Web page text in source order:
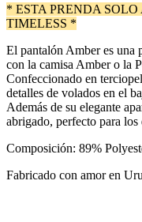
* ESTA PRENDA
TIMELESS *
El pantalón Amber es una
con la camisa Amber o la
Confeccionado en
detalles de volados en el
Además de su elegante
abrigado, perfecto para
Composición: 89%
Fabricado con amor en